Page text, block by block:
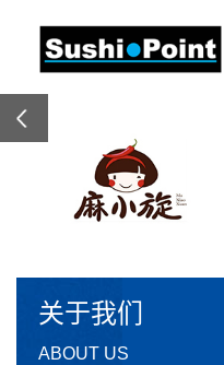
关于我们
ABOUT US